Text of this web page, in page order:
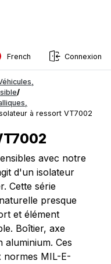
French
English
Swedish
Norwegian
French
Estonian
Finnish
Danish
Connexion
/
à ressort VT7002
avec notre
d'un isolateur
Cette série
presque
et élément
Boîtier, axe
Ces
MIL-E-